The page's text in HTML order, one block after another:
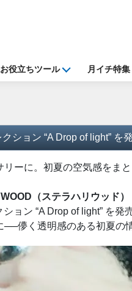
お役立ちツール 月イチ特集
ション “A Drop of light”
ーに。初夏の空気感をま
（ステラハリウッド）
ョン “A Drop of light” を発
儚く透明感のある初夏の